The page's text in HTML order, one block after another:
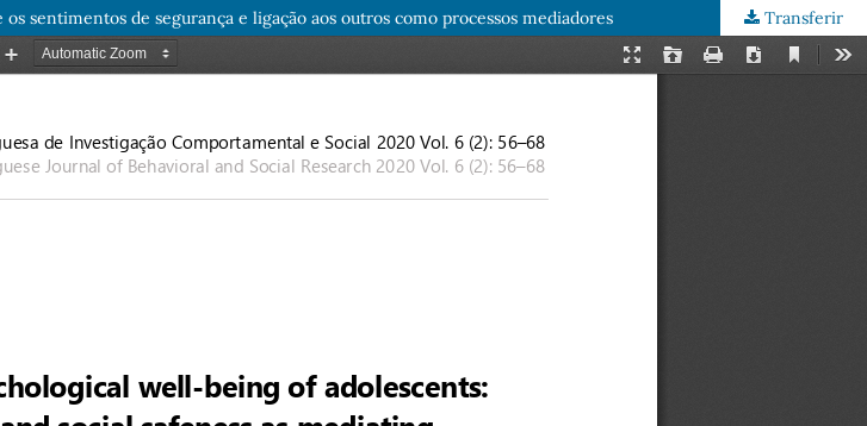
sentimentos de segurança e ligação aos outros como processos mediadores Transferir